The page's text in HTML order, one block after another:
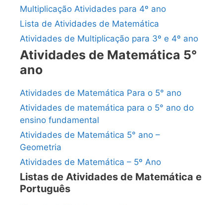
Multiplicação Atividades para 4º ano
Lista de Atividades de Matemática
Atividades de Multiplicação para 3º e 4º ano
Atividades de Matemática 5°
ano
Atividades de Matemática Para o 5° ano
Atividades de matemática para o 5° ano do
ensino fundamental
Atividades de Matemática 5° ano –
Geometria
Atividades de Matemática – 5º Ano
Listas de Atividades de Matemática e
Português